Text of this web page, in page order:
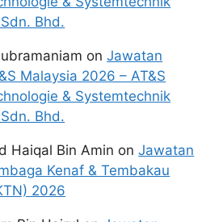
Bhd.
onJawatan
Malaysia 2026 – AT&S
& Systemtechnik
Bhd.
Haiqal Bin Amin onJawatan
Kenaf & Tembakau
2026